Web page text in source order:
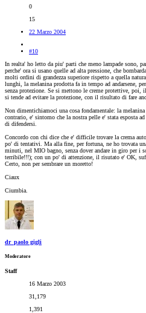
0
15
22 Marzo 2004
#10
In realta' ho letto da piu' parti che meno lampade sono,
perche' ora si usano quelle ad alta pressione, che
molti ordini di grandezza superiore rispetto a quella
lunghi, la melanina prodotta fa in tempo ad andarsene,
senza protezione. Se si mettono le creme protettive,
si tende ad evitare la protezione, con il risultato di fare
Non dimentichiamoci una cosa fondamentale: la
contrario, e' sintomo che la nostra pelle e' stata esposta
di difendersi.
Concordo con chi dice che e' difficile trovare la crema
po' di tentativi. Ma alla fine, per fortuna, ne ho trovata
minuti, nel MIO bagno, senza dover andare in giro per i
terribile!!!); con un po' di attenzione, il risutato e' OK,
Certo, non per sembrare un moretto!
Ciaux
Ciumbia.
dr_paolo gigli
Moderatore
Staff
16 Marzo 2003
31,179
1,391